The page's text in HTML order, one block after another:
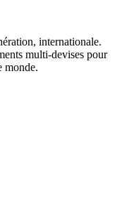
internationale.
multi-devises pour
monde.